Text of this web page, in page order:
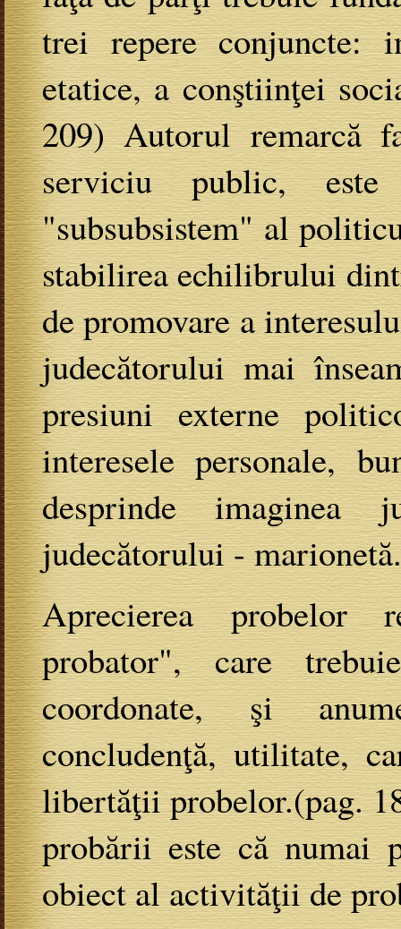
trei repere conjuncte:
etatice, a conştiinţei
209) Autorul remarcă
serviciu public,
"subsubsistem" al
stabilirea echilibrului
de promovare a
judecătorului mai
presiuni externe
interesele personale,
desprinde
judecătorului - marionetă.
Aprecierea probelor
probator", care
coordonate, şi
concludenţă, utilitate,
libertăţii probelor.(pag.
probării este că numai
obiect al activităţii de